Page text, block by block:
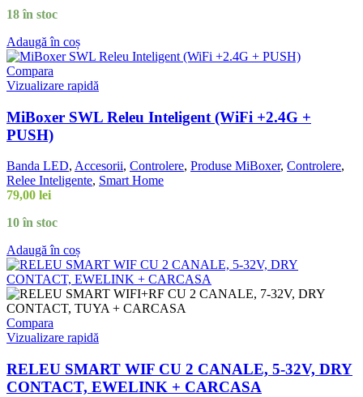
18 în stoc
Adaugă în coș
Compara
Vizualizare rapidă
MiBoxer SWL Releu Inteligent (WiFi +2.4G +
PUSH)
Banda LED, Accesorii, Controlere, Produse MiBoxer, Controlere,
Relee Inteligente, Smart Home
79,00 lei
10 în stoc
Adaugă în coș
Compara
Vizualizare rapidă
RELEU SMART WIF CU 2 CANALE, 5-32V, DRY
CONTACT, EWELINK + CARCASA